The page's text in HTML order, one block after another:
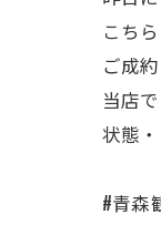
こち
ご成
当店
状態
#青森